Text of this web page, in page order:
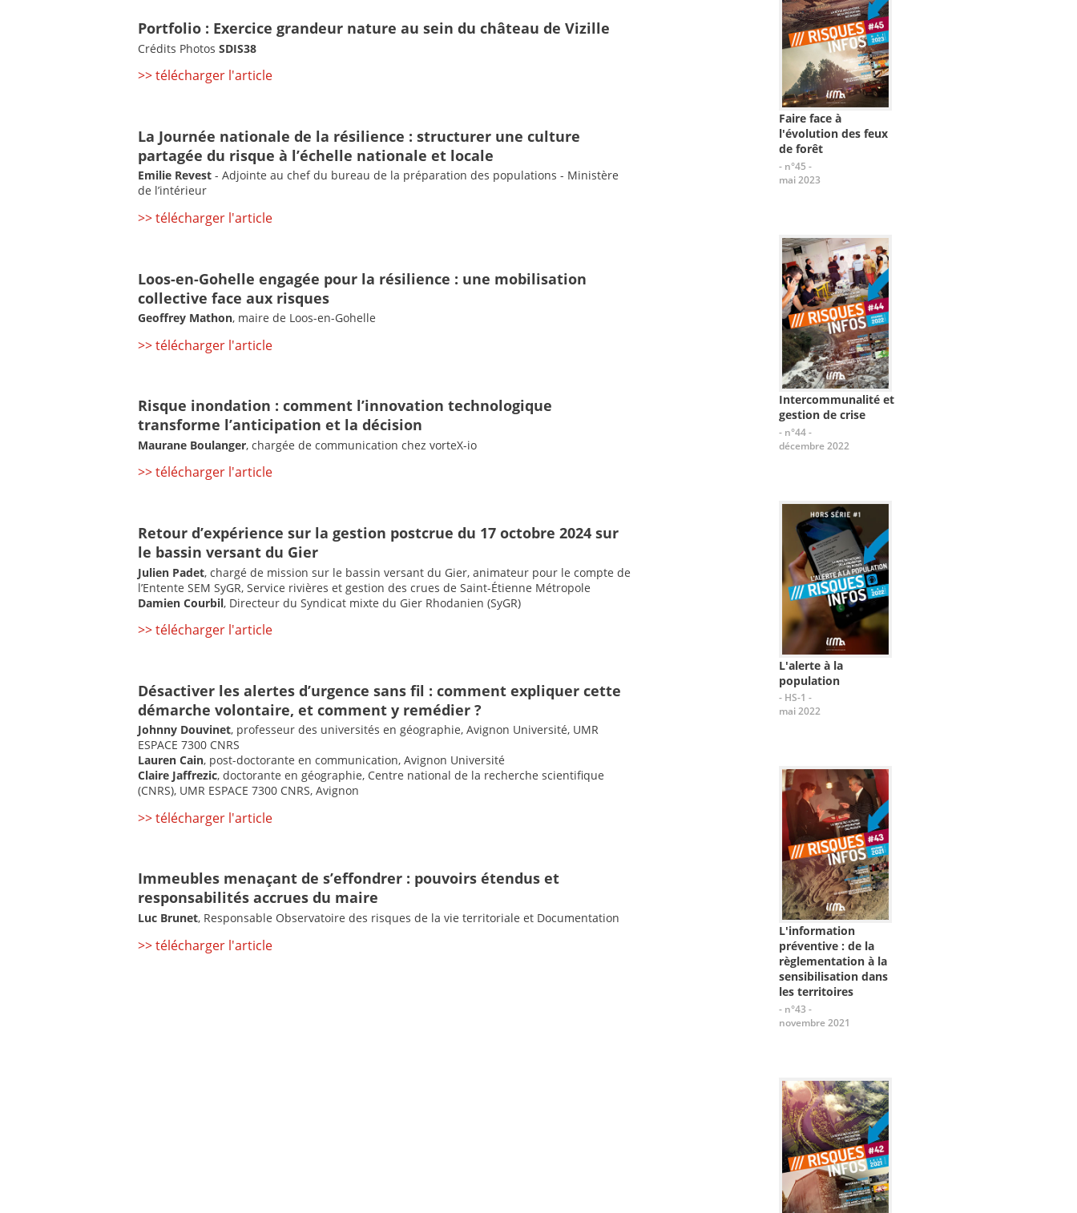
Portfolio : Exercice grandeur nature au sein du château de Vizille
Crédits Photos SDIS38
>> télécharger l'article
La Journée nationale de la résilience : structurer une culture
partagée du risque à l’échelle nationale et locale
Emilie Revest - Adjointe au chef du bureau de la préparation des populations - Ministère
de l’intérieur
>> télécharger l'article
Loos-en-Gohelle engagée pour la résilience : une mobilisation
collective face aux risques
Geoffrey Mathon, maire de Loos-en-Gohelle
>> télécharger l'article
Risque inondation : comment l’innovation technologique
transforme l’anticipation et la décision
Maurane Boulanger, chargée de communication chez vorteX-io
>> télécharger l'article
Retour d’expérience sur la gestion postcrue du 17 octobre 2024 sur
le bassin versant du Gier
Julien Padet, chargé de mission sur le bassin versant du Gier, animateur pour le compte de
l’Entente SEM SyGR, Service rivières et gestion des crues de Saint-Étienne Métropole
Damien Courbil, Directeur du Syndicat mixte du Gier Rhodanien (SyGR)
>> télécharger l'article
Désactiver les alertes d’urgence sans fil : comment expliquer cette
démarche volontaire, et comment y remédier ?
Johnny Douvinet, professeur des universités en géographie, Avignon Université, UMR
ESPACE 7300 CNRS
Lauren Cain, post-doctorante en communication, Avignon Université
Claire Jaffrezic, doctorante en géographie, Centre national de la recherche scientifique
(CNRS), UMR ESPACE 7300 CNRS, Avignon
>> télécharger l'article
Immeubles menaçant de s’effondrer : pouvoirs étendus et
responsabilités accrues du maire
Luc Brunet, Responsable Observatoire des risques de la vie territoriale et Documentation
>> télécharger l'article
Faire face à
l'évolution des feux
de forêt
- n°45 -
mai 2023
Intercommunalité et
gestion de crise
- n°44 -
décembre 2022
L'alerte à la
population
- HS-1 -
mai 2022
L'information
préventive : de la
règlementation à la
sensibilisation dans
les territoires
- n°43 -
novembre 2021